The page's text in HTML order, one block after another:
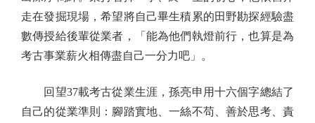
走在發掘現場，希望將自己畢生積累的田野勘探經驗盡
數傳授給後輩從業者，「能為他們執燈前行，也算是為
考古事業薪火相傳盡自己一分力吧」。
回望37載考古從業生涯，孫亮申用十六個字總結了
自己的從業準則：腳踏實地、一絲不苟、善於思考、責